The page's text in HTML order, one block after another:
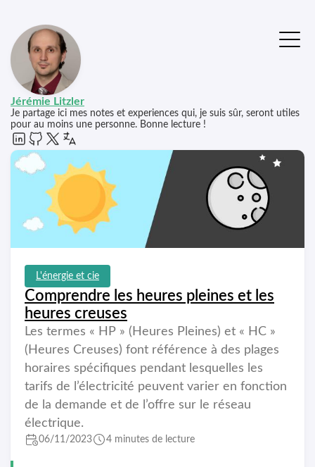
Jérémie Litzler
Je partage ici mes notes et experiences qui, je suis sûr, seront utiles
pour au moins une personne. Bonne lecture !
L'énergie et cie
Comprendre les heures pleines et les
heures creuses
Les termes « HP » (Heures Pleines) et « HC »
(Heures Creuses) font référence à des plages
horaires spécifiques pendant lesquelles les
tarifs de l’électricité peuvent varier en fonction
de la demande et de l’offre sur le réseau
électrique.
06/11/2023 4 minutes de lecture